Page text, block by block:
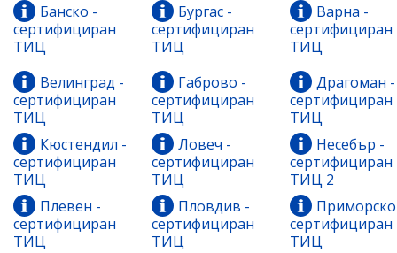
Банско -
сертифициран
ТИЦ
Бургас -
сертифициран
ТИЦ
Варна -
сертифициран
ТИЦ
Велинград -
сертифициран
ТИЦ
Габрово -
сертифициран
ТИЦ
Драгоман -
сертифициран
ТИЦ
Кюстендил -
сертифициран
ТИЦ
Ловеч -
сертифициран
ТИЦ
Несебър -
сертифициран
ТИЦ 2
Плевен -
сертифициран
ТИЦ
Пловдив -
сертифициран
ТИЦ
сертифициран
ТИЦ